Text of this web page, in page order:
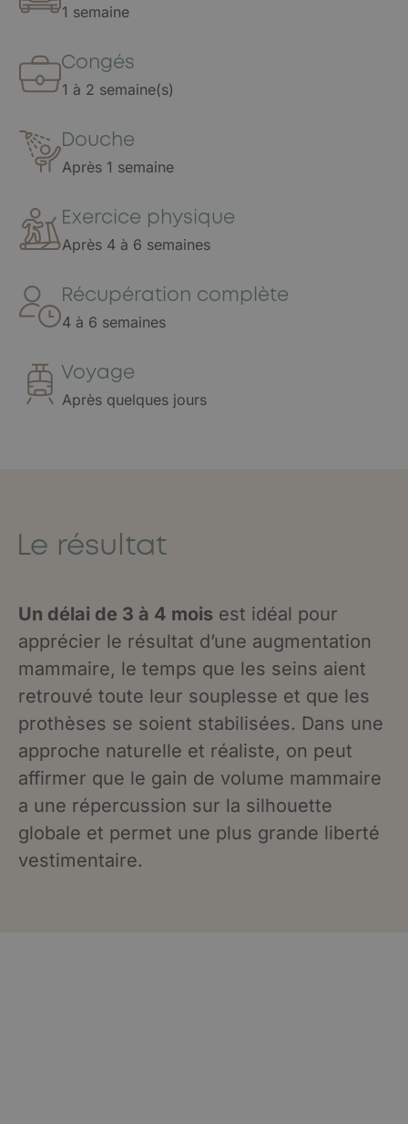
1 semaine
Congés
1 à 2 semaine(s)
Douche
Après 1 semaine
Exercice physique
Après 4 à 6 semaines
Récupération complète
4 à 6 semaines
Voyage
Après quelques jours
Le résultat
Un délai de 3 à 4 mois est idéal pour
apprécier le résultat d’une augmentation
mammaire, le temps que les seins aient
retrouvé toute leur souplesse et que les
prothèses se soient stabilisées. Dans une
approche naturelle et réaliste, on peut
affirmer que le gain de volume mammaire
a une répercussion sur la silhouette
globale et permet une plus grande liberté
vestimentaire.